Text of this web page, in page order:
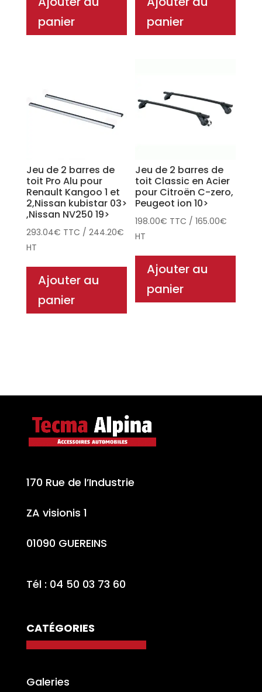
panier
panier
Jeu de 2 barres de
toit Pro Alu pour
Renault Kangoo 1 et
2,Nissan kubistar 03>
,Nissan NV250 19>
293.04€ TTC / 244.20€
HT
Ajouter au
panier
Jeu de 2 barres de
toit Classic en Acier
pour Citroën C-zero,
Peugeot ion 10>
198.00€ TTC /165.00€
HT
Ajouter au
panier
170 Rue de l’Industrie
ZA visionis 1
01090 GUEREINS
Tél : 04 50 03 73 60
CATÉGORIES
Galeries